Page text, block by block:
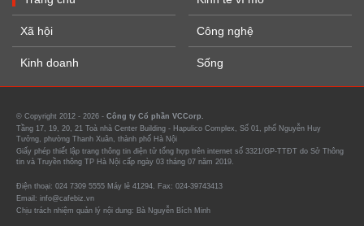
Xã hội
Kinh doanh
Công nghệ
Sống
© Copyright 2012 - 2026 - Công ty Cổ phần VCCorp.
Tầng 17, 19, 20, 21 Toà nhà Center Building - Hapulico Complex, Số 01, phố Nguyễn Huy
Tưởng, phường Thanh Xuân, thành phố Hà Nội
Giấy phép thiết lập trang thông tin điện tử tổng hợp trên internet số 3321/GP-TTĐT do Sở Thông
tin và Truyền thông TP Hà Nội cấp ngày 03 tháng 07 năm 2019.
Điện thoại: 024 7309 5555 Máy lẻ 41294. Fax: 024-39743413
Email: info@cafebiz.vn
Chịu trách nhiệm quản lý nội dung: Bà Nguyễn Bích Minh